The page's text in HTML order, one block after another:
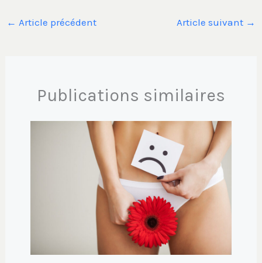
← Article précédent Article suivant →
Publications similaires